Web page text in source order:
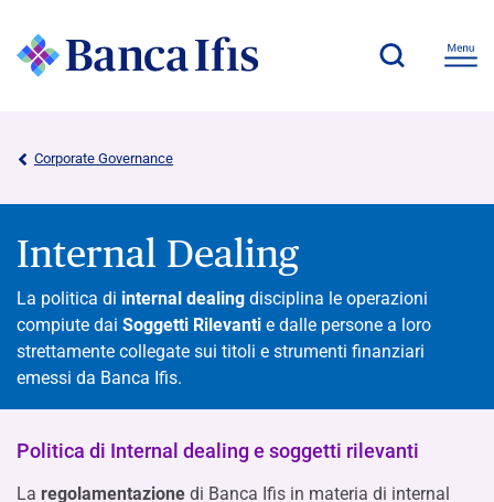
Corporate Governance
Internal Dealing
La politica di internal dealing disciplina le operazioni
compiute dai Soggetti Rilevanti e dalle persone a loro
strettamente collegate sui titoli e strumenti finanziari
emessi da Banca Ifis.
Politica di Internal dealing e soggetti rilevanti
La regolamentazione di Banca Ifis in materia di internal